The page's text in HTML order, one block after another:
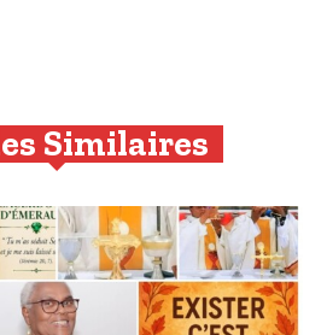
Similaires